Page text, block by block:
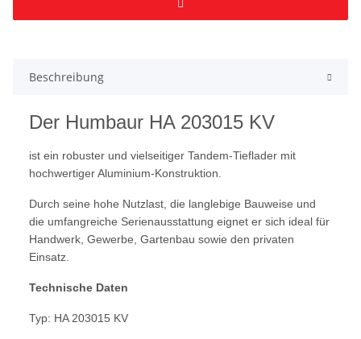
Beschreibung
Der Humbaur HA 203015 KV
ist ein robuster und vielseitiger Tandem-Tieflader mit
hochwertiger Aluminium-Konstruktion.
Durch seine hohe Nutzlast, die langlebige Bauweise und
die umfangreiche Serienausstattung eignet er sich ideal für
Handwerk, Gewerbe, Gartenbau sowie den privaten
Einsatz.
Technische Daten
Typ: HA 203015 KV